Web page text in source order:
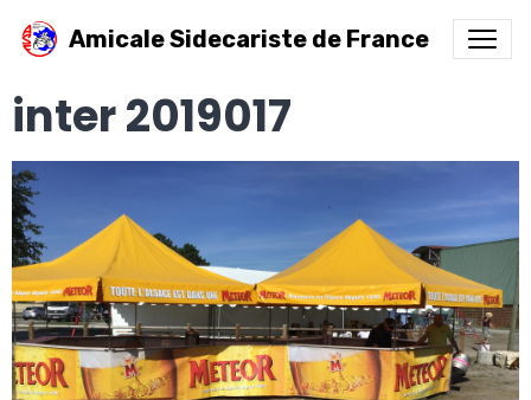
Amicale Sidecariste de France
inter 2019017